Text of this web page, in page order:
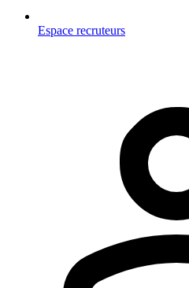
Espace recruteurs